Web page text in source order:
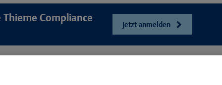
Compliance
Jetzt anmelden